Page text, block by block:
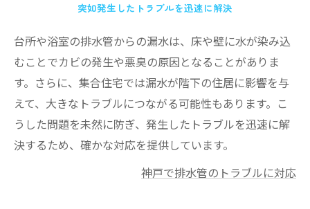
突如発生したトラブルを迅速に解決
台所や浴室の排水管からの漏水は、床や壁に水が染み込
むことでカビの発生や悪臭の原因となることがありま
す。さらに、集合住宅では漏水が階下の住居に影響を与
えて、大きなトラブルにつながる可能性もあります。こ
うした問題を未然に防ぎ、発生したトラブルを迅速に解
決するため、確かな対応を提供しています。
神戸で排水管のトラブルに対応